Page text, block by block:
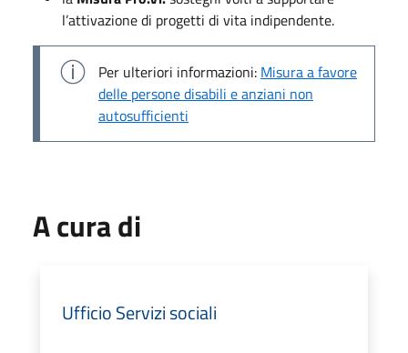
l’attivazione di progetti di vita indipendente.
Per ulteriori informazioni: Misura a favore
delle persone disabili e anziani non
autosufficienti
A cura di
Ufficio Servizi sociali